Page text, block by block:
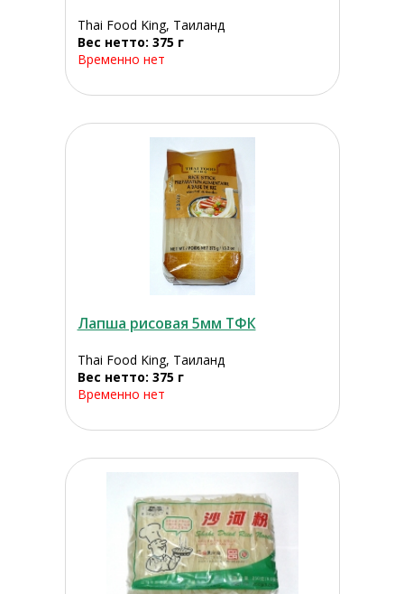
Thai Food King, Таиланд
Вес нетто: 375 г
Временно нет
Лапша рисовая 5мм ТФК
Thai Food King, Таиланд
Вес нетто: 375 г
Временно нет